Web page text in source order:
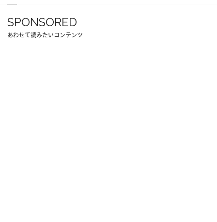
SPONSORED
あわせて読みたいコンテンツ